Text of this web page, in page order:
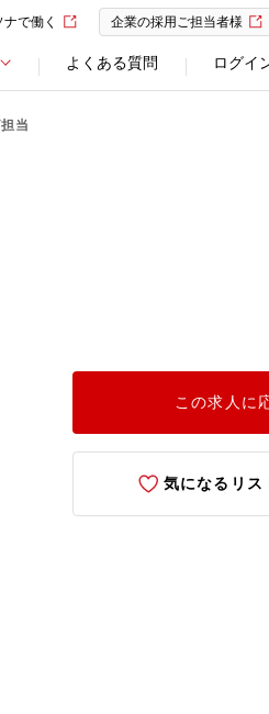
ナで働く 企業の採用ご担当者様
よくある質問 ログイ
当
この求人に
気になるリス